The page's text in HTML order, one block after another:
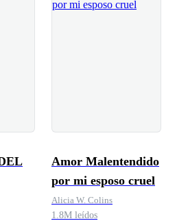
Amor Malentendido
por mi esposo cruel
Alicia W. Colins
1.8M leídos